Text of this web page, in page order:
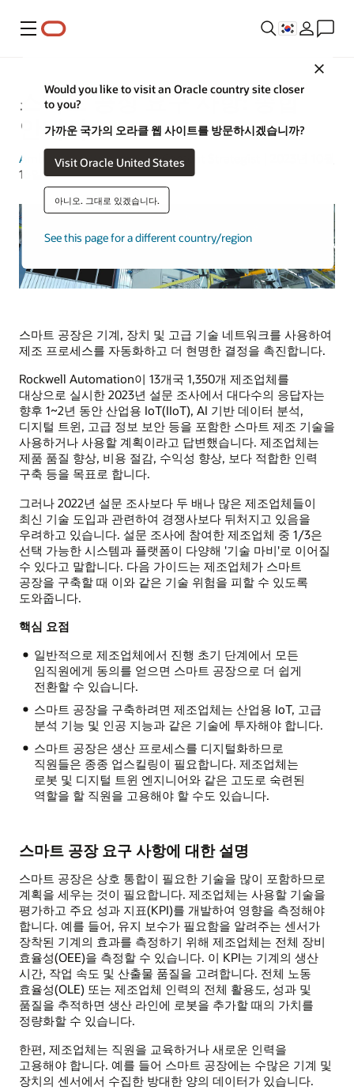
메뉴
Would you like to visit an Oracle country site closer
to you?
가까운 국가의 오라클 웹 사이트를 방문하시겠습니까?
Visit Oracle United States
아니오. 그대로 있겠습니다.
See this page for a different country/region
스마트 공장 요구 사항: 종합
안내서
Amber Biela-Weyenberg| Content Strategist | 2023년 10월
16일
스마트 공장은 기계, 장치 및 고급 기술 네트워크를 사용하여
제조 프로세스를 자동화하고 더 현명한 결정을 촉진합니다.
Rockwell Automation이 13개국 1,350개 제조업체를
대상으로 실시한 2023년 설문 조사에서 대다수의 응답자는
향후 1~2년 동안 산업용 IoT(IIoT), AI 기반 데이터 분석,
디지털 트윈, 고급 정보 보안 등을 포함한 스마트 제조 기술을
사용하거나 사용할 계획이라고 답변했습니다. 제조업체는
제품 품질 향상, 비용 절감, 수익성 향상, 보다 적합한 인력
구축 등을 목표로 합니다.
그러나 2022년 설문 조사보다 두 배나 많은 제조업체들이
최신 기술 도입과 관련하여 경쟁사보다 뒤처지고 있음을
우려하고 있습니다. 설문 조사에 참여한 제조업체 중 1/3은
선택 가능한 시스템과 플랫폼이 다양해 '기술 마비'로 이어질
수 있다고 말합니다. 다음 가이드는 제조업체가 스마트
공장을 구축할 때 이와 같은 기술 위험을 피할 수 있도록
도와줍니다.
핵심 요점
일반적으로 제조업체에서 진행 초기 단계에서 모든
임직원에게 동의를 얻으면 스마트 공장으로 더 쉽게
전환할 수 있습니다.
스마트 공장을 구축하려면 제조업체는 산업용 IoT, 고급
분석 기능 및 인공 지능과 같은 기술에 투자해야 합니다.
스마트 공장은 생산 프로세스를 디지털화하므로
직원들은 종종 업스킬링이 필요합니다. 제조업체는
로봇 및 디지털 트윈 엔지니어와 같은 고도로 숙련된
역할을 할 직원을 고용해야 할 수도 있습니다.
스마트 공장 요구 사항에 대한 설명
스마트 공장은 상호 통합이 필요한 기술을 많이 포함하므로
계획을 세우는 것이 필요합니다. 제조업체는 사용할 기술을
평가하고 주요 성과 지표(KPI)를 개발하여 영향을 측정해야
합니다. 예를 들어, 유지 보수가 필요함을 알려주는 센서가
장착된 기계의 효과를 측정하기 위해 제조업체는 전체 장비
효율성(OEE)을 측정할 수 있습니다. 이 KPI는 기계의 생산
시간, 작업 속도 및 산출물 품질을 고려합니다. 전체 노동
효율성(OLE) 또는 제조업체 인력의 전체 활용도, 성과 및
품질을 추적하면 생산 라인에 로봇을 추가할 때의 가치를
정량화할 수 있습니다.
한편, 제조업체는 직원을 교육하거나 새로운 인력을
고용해야 합니다. 예를 들어 스마트 공장에는 수많은 기계 및
장치의 센서에서 수집한 방대한 양의 데이터가 있습니다.